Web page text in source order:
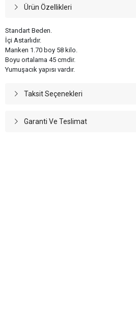
Ürün Özellikleri
Standart Beden.
İçi Astarlıdır.
Manken 1.70 boy 58 kilo.
Boyu ortalama 45 cmdir.
Yumuşacık yapısı vardır.
Taksit Seçenekleri
Garanti Ve Teslimat